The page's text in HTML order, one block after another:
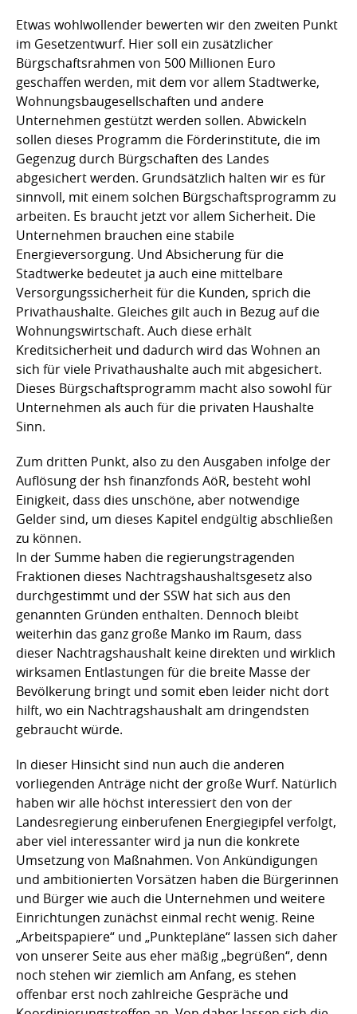
Etwas wohlwollender bewerten wir den zweiten Punkt
im Gesetzentwurf. Hier soll ein zusätzlicher
Bürgschaftsrahmen von 500 Millionen Euro
geschaffen werden, mit dem vor allem Stadtwerke,
Wohnungsbaugesellschaften und andere
Unternehmen gestützt werden sollen. Abwickeln
sollen dieses Programm die Förderinstitute, die im
Gegenzug durch Bürgschaften des Landes
abgesichert werden. Grundsätzlich halten wir es für
sinnvoll, mit einem solchen Bürgschaftsprogramm zu
arbeiten. Es braucht jetzt vor allem Sicherheit. Die
Unternehmen brauchen eine stabile
Energieversorgung. Und Absicherung für die
Stadtwerke bedeutet ja auch eine mittelbare
Versorgungssicherheit für die Kunden, sprich die
Privathaushalte. Gleiches gilt auch in Bezug auf die
Wohnungswirtschaft. Auch diese erhält
Kreditsicherheit und dadurch wird das Wohnen an
sich für viele Privathaushalte auch mit abgesichert.
Dieses Bürgschaftsprogramm macht also sowohl für
Unternehmen als auch für die privaten Haushalte
Sinn.
Zum dritten Punkt, also zu den Ausgaben infolge der
Auflösung der hsh finanzfonds AöR, besteht wohl
Einigkeit, dass dies unschöne, aber notwendige
Gelder sind, um dieses Kapitel endgültig abschließen
zu können.
In der Summe haben die regierungstragenden
Fraktionen dieses Nachtragshaushaltsgesetz also
durchgestimmt und der SSW hat sich aus den
genannten Gründen enthalten. Dennoch bleibt
weiterhin das ganz große Manko im Raum, dass
dieser Nachtragshaushalt keine direkten und wirklich
wirksamen Entlastungen für die breite Masse der
Bevölkerung bringt und somit eben leider nicht dort
hilft, wo ein Nachtragshaushalt am dringendsten
gebraucht würde.
In dieser Hinsicht sind nun auch die anderen
vorliegenden Anträge nicht der große Wurf. Natürlich
haben wir alle höchst interessiert den von der
Landesregierung einberufenen Energiegipfel verfolgt,
aber viel interessanter wird ja nun die konkrete
Umsetzung von Maßnahmen. Von Ankündigungen
und ambitionierten Vorsätzen haben die Bürgerinnen
und Bürger wie auch die Unternehmen und weitere
Einrichtungen zunächst einmal recht wenig. Reine
„Arbeitspapiere“ und „Punktepläne“ lassen sich daher
von unserer Seite aus eher mäßig „begrüßen“, denn
noch stehen wir ziemlich am Anfang, es stehen
offenbar erst noch zahlreiche Gespräche und